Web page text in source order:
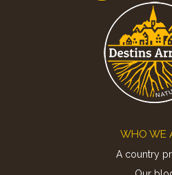
WHO WE
A country